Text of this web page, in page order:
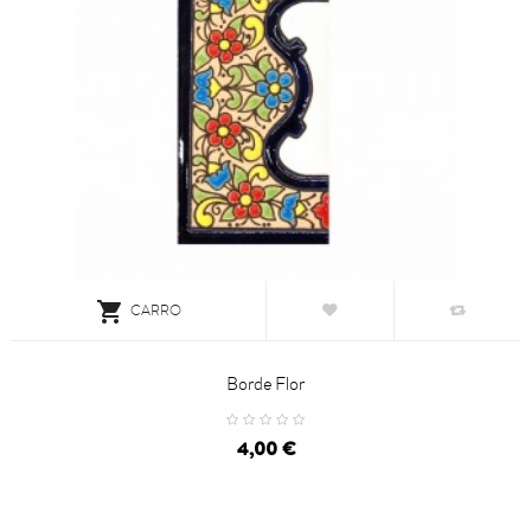
 CARRO
Borde Flor
Precio
4,00 €